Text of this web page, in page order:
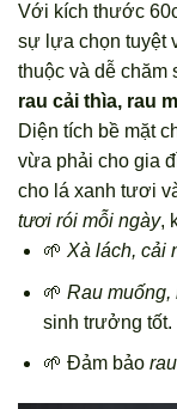
Với kích thước
sự lựa chọn tuyệt
thuộc và dễ chăm
rau cải thìa, rau
Diện tích bề mặt
vừa phải cho gia
cho lá xanh tươi
tươi rói mỗi ngày,
🌱 Xà lách, cải
🌱 Rau muống,
sinh trưởng tốt.
🌱 Đảm bảo